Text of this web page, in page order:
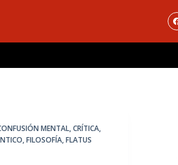
MENTAL,CRÍTICA,
,FILOSOFÍA,FLATUS